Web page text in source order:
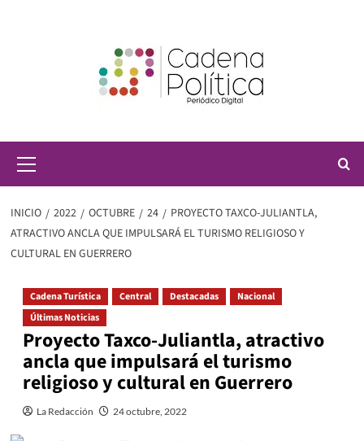
principal
INICIO 2022 OCTUBRE 24
PROYECTO TAXCO-JULIANTLA,
ATRACTIVO ANCLA QUE IMPULSARÁ EL TURISMO RELIGIOSO Y
CULTURAL EN GUERRERO
Cadena Turística Central Destacadas
Nacional
Últimas Noticias
Proyecto Taxco-Juliantla, atractivo
ancla que impulsará el turismo
religioso y cultural en Guerrero
La Redacción 24 octubre, 2022